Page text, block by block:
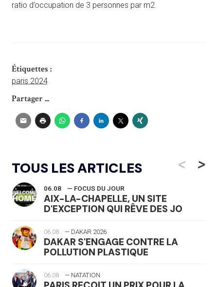
ratio d’occupation de 3 personnes par m2.
Étiquettes :
paris 2024
Partager ...
TOUS LES ARTICLES <
06.08 — FOCUS DU JOUR
AIX-LA-CHAPELLE, UN SITE
D'EXCEPTION QUI RÊVE DES JO
06.08 — DAKAR 2026
DAKAR S'ENGAGE CONTRE LA
POLLUTION PLASTIQUE
06.08 — NATATION
>